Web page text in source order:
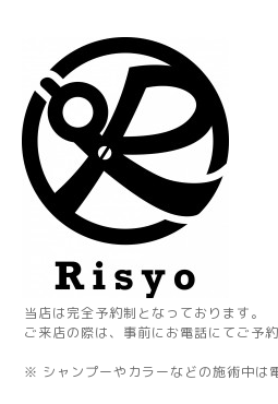
当店は完全予約制となっております。
ご来店の際は、事前にお電話にてご予
※ シャンプーやカラーなどの施術中は